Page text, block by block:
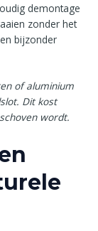
demontage
zonder het
bijzonder
of aluminium
Dit kost
wordt.